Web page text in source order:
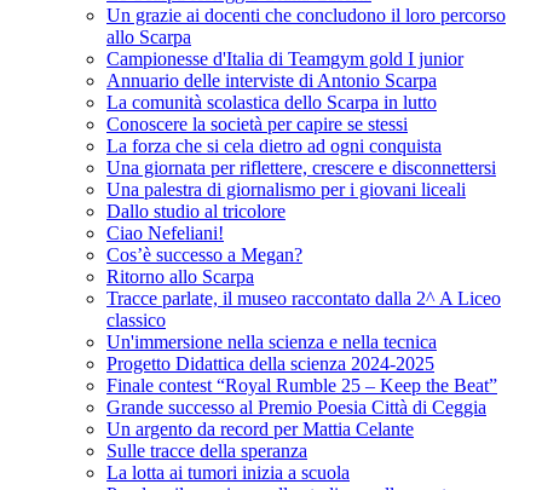
Un grazie ai docenti che concludono il loro percorso
allo Scarpa
Campionesse d'Italia di Teamgym gold I junior
Annuario delle interviste di Antonio Scarpa
La comunità scolastica dello Scarpa in lutto
Conoscere la società per capire se stessi
La forza che si cela dietro ad ogni conquista
Una giornata per riflettere, crescere e disconnettersi
Una palestra di giornalismo per i giovani liceali
Dallo studio al tricolore
Ciao Nefeliani!
Cos’è successo a Megan?
Ritorno allo Scarpa
Tracce parlate, il museo raccontato dalla 2^ A Liceo
classico
Un'immersione nella scienza e nella tecnica
Progetto Didattica della scienza 2024-2025
Finale contest “Royal Rumble 25 – Keep the Beat”
Grande successo al Premio Poesia Città di Ceggia
Un argento da record per Mattia Celante
Sulle tracce della speranza
La lotta ai tumori inizia a scuola